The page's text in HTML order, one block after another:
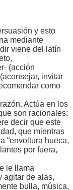
y esto
mediante
viene del latín
(acción
invitar
como
Actúa en los
son racionales;
decir que este
que mientras
“envoltura hueca,
por fuera,
le llama
agitar de alas,
bulla, música,